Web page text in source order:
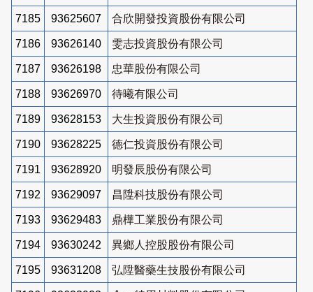
7185 93625607 合欣開發投資股份有限公司
7186 93626140 雯志投資股份有限公司
7187 93626198 忠華股份有限公司
7188 93626970 待曦有限公司
7189 93628153 大生投資股份有限公司
7190 93628225 德仁投資股份有限公司
7191 93628920 明發辰股份有限公司
7192 93629097 昌陞科技股份有限公司
7193 93629483 鼎樺工業股份有限公司
7194 93630242 異鄉人控股股份有限公司
7195 93631208 弘陞醫藥生技股份有限公司